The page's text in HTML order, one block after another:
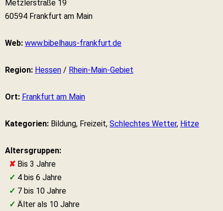
Metzlerstraße 19
60594 Frankfurt am Main
Web: www.bibelhaus-frankfurt.de
Region: Hessen / Rhein-Main-Gebiet
Ort: Frankfurt am Main
Kategorien: Bildung, Freizeit, Schlechtes Wetter, Hitze
Altersgruppen:
✘ Bis 3 Jahre
✓ 4 bis 6 Jahre
✓ 7 bis 10 Jahre
✓ Älter als 10 Jahre